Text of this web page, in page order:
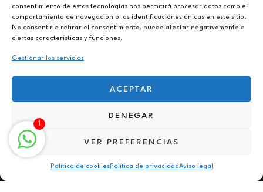
consentimiento de estas tecnologías nos permitirá procesar datos como el
comportamiento de navegación o las identificaciones únicas en este sitio.
No consentir o retirar el consentimiento, puede afectar negativamente a
ciertas características y funciones.
Gestionar los servicios
ACEPTAR
DENEGAR
VER PREFERENCIAS
Política de cookiesPolítica de privacidadAviso legal
Aviso legal
Política de privacidad
Política de cookies
Terapia para el estrés laboral online en Fuerteventura
1